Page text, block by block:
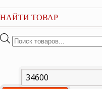
НАЙТИ ТОВАР
Поиск
Минимальная